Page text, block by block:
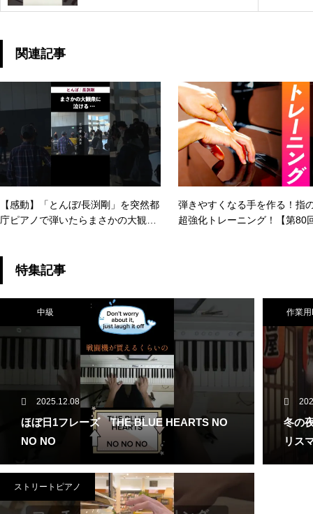
関連記事
【感動】「とんぼ/長渕剛」を突然都
庁ピアノで弾いたらまさかの大観
弾きやすくなる手を作る！指
超強化トレーニング！【第80
特集記事
中級
2025.12.08
ほぼ日1フレーズ THE BLUE HEARTS NO
NO NO
作業用
冬の
リス
ストリートピアノ